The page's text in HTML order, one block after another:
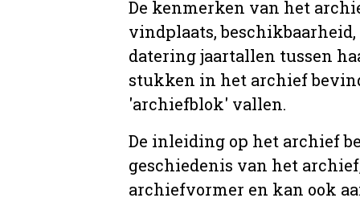
De kenmerken van het
vindplaats,
datering jaartallen tussen
stukken in het archief
'archiefblok' vallen.
De inleiding op het archief
geschiedenis van het
archiefvormer en kan ook